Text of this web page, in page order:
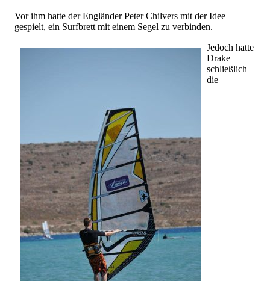
Vor ihm hatte der Engländer Peter Chilvers mit der Idee
gespielt, ein Surfbrett mit einem Segel zu verbinden.
Jedoch hatte
Drake
schließlich
die